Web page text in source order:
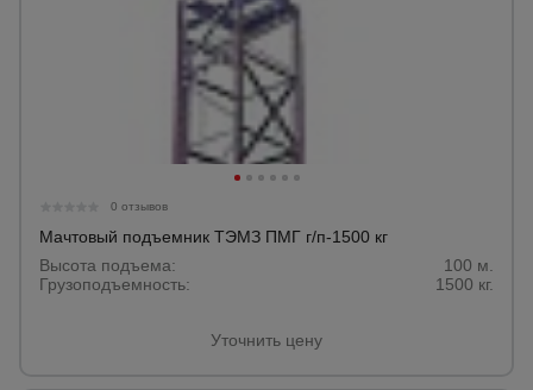
0 отзывов
Мачтовый подъемник ТЭМЗ ПМГ г/п-1500 кг
Высота подъема:
100 м.
Грузоподъемность:
1500 кг.
Уточнить цену
Лестницы
и
стремянки